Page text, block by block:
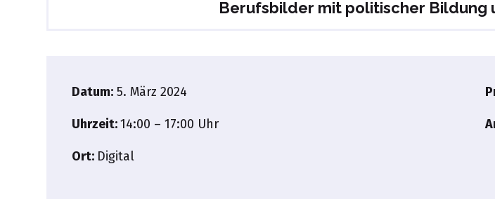
Berufsbilder mit politischer Bildung
Datum: 5. März 2024
Uhrzeit:14:00 – 17:00 Uhr
Ort: Digital